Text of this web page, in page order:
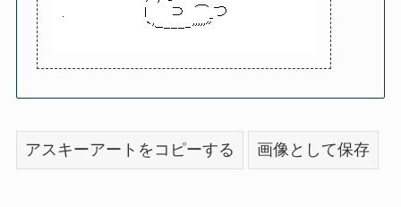
アスキーアートをコピーする 画像として保存